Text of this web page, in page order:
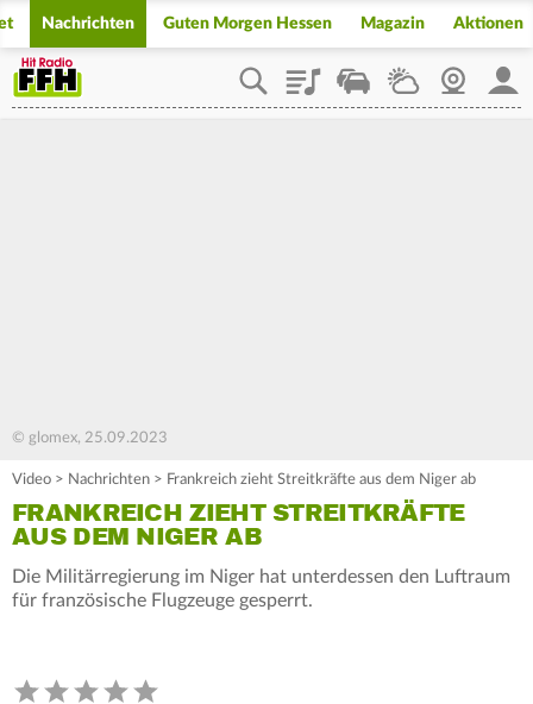
Nachrichten Guten Morgen Hessen Magazin Aktionen
PlaylistStaupilotWetterWebcam
© glomex, 25.09.2023
Video > Nachrichten > Frankreich zieht Streitkräfte aus dem Niger ab
FRANKREICH ZIEHT STREITKRÄFTE
AUS DEM NIGER AB
Die Militärregierung im Niger hat unterdessen den Luftraum
für französische Flugzeuge gesperrt.